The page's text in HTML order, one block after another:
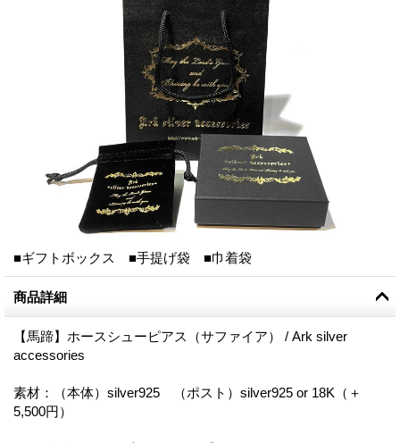
■ギフトボックス ■手提げ袋 ■巾着袋
商品詳細
【馬蹄】ホースシューピアス（サファイア） / Ark silver
accessories
素材：（本体）silver925 （ポスト）silver925 or 18K（＋
5,500円）